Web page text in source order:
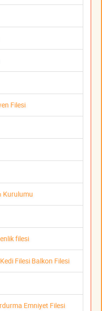
Filesi
Kurulumu
filesi
Filesi Balkon Filesi
Emniyet Filesi